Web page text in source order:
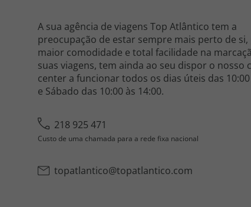
A sua agência de viagens Top Atlântico tem a
preocupação de estar sempre mais perto de si,
maior comodidade e total facilidade na
suas viagens, tem ainda ao seu dispor o nosso
center a funcionar todos os dias úteis das 10:00
e Sábado das 10:00 às 14:00.
218 925 471
Custo de uma chamada para a rede fixa nacional
topatlantico@topatlantico.com